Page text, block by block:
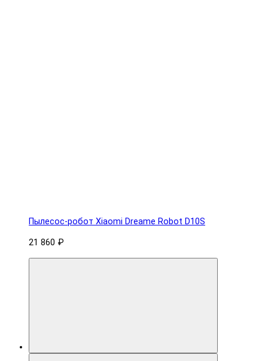
Пылесос-робот Xiaomi Dreame Robot D10S
21 860 ₽